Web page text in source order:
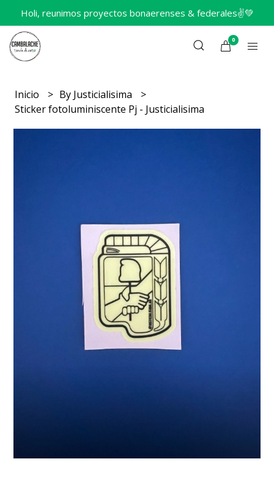
Holi, reunimos proyectos bonaerenses & federales✌️💚
0
Inicio
By Justicialisima
Sticker fotoluminiscente Pj - Justicialisima